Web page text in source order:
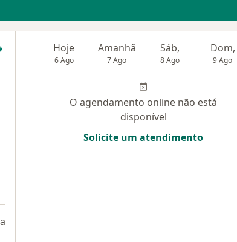
Hoje
6 Ago
Amanhã
7 Ago
Sáb,
8 Ago
Dom,
9 Ago
O agendamento online não está
disponível
Solicite um atendimento